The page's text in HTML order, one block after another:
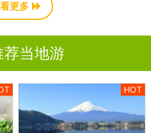
更多
荐当地游
HOT